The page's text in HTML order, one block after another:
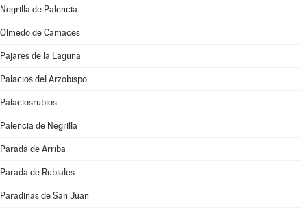
Negrilla de Palencia
Olmedo de Camaces
Pajares de la Laguna
Palacios del Arzobispo
Palaciosrubios
Palencia de Negrilla
Parada de Arriba
Parada de Rubiales
Paradinas de San Juan